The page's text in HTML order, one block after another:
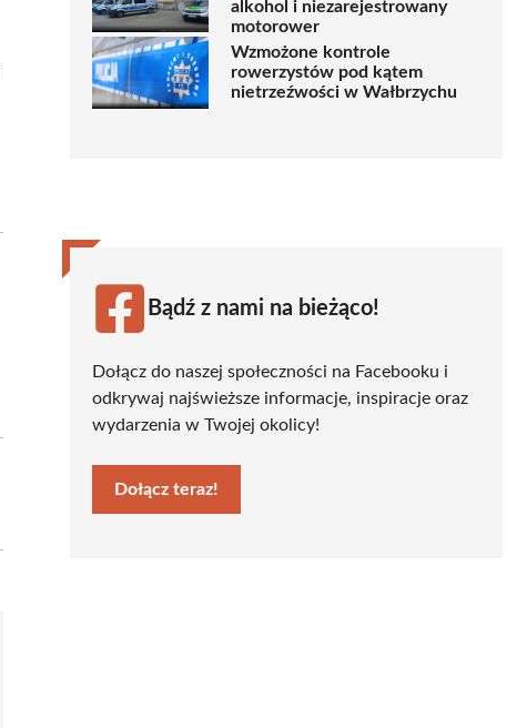
alkohol i niezarejestrowany
motorower
Wzmożone kontrole
rowerzystów pod kątem
nietrzeźwości w Wałbrzychu
Bądź z nami na bieżąco!
Dołącz do naszej społeczności na Facebooku i
odkrywaj najświeższe informacje, inspiracje oraz
wydarzenia w Twojej okolicy!
Dołącz teraz!